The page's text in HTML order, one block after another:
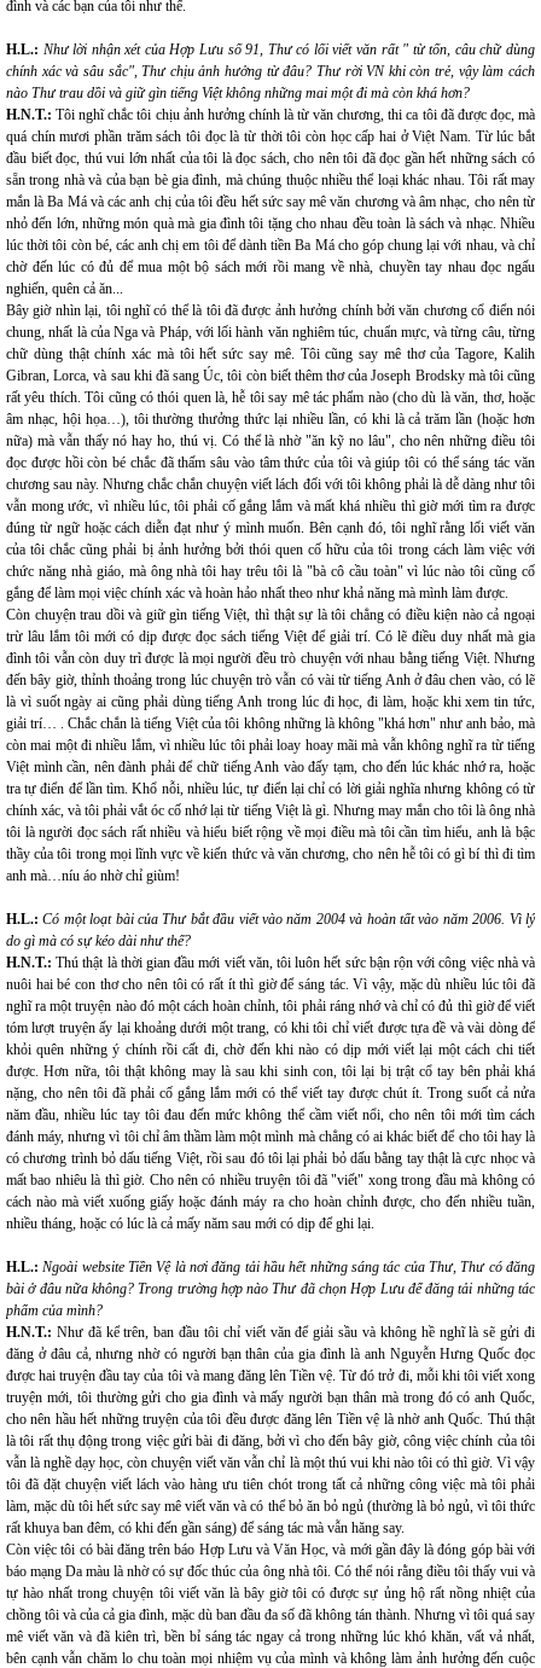
đình và các bạn của tôi như thế.
H.L.: Như lời nhận xét của Hợp Lưu số 91, Thư có lối viết văn rất " từ tốn, câu chữ dùng
chính xác và sâu sắc", Thư chịu ảnh hưởng từ đâu? Thư rời VN khi còn trẻ, vậy làm cách
nào Thư trau dồi và giữ gìn tiếng Việt không những mai một đi mà còn khá hơn?
H.N.T.: Tôi nghĩ chắc tôi chịu ảnh hưởng chính là từ văn chương, thi ca tôi đã được đọc, mà
quá chín mươi phần trăm sách tôi đọc là từ thời tôi còn học cấp hai ở Việt Nam. Từ lúc bắt
đầu biết đọc, thú vui lớn nhất của tôi là đọc sách, cho nên tôi đã đọc gần hết những sách có
sẵn trong nhà và của bạn bè gia đình, mà chúng thuộc nhiều thể loại khác nhau. Tôi rất may
mắn là Ba Má và các anh chị của tôi đều hết sức say mê văn chương và âm nhạc, cho nên từ
nhỏ đến lớn, những món quà mà gia đình tôi tặng cho nhau đều toàn là sách và nhạc. Nhiều
lúc thời tôi còn bé, các anh chị em tôi để dành tiền Ba Má cho góp chung lại với nhau, và chỉ
chờ đến lúc có đủ để mua một bộ sách mới rồi mang về nhà, chuyền tay nhau đọc ngấu
nghiến, quên cả ăn...
Bây giờ nhìn lại, tôi nghĩ có thể là tôi đã được ảnh hưởng chính bởi văn chương cổ điển nói
chung, nhất là của Nga và Pháp, với lối hành văn nghiêm túc, chuẩn mực, và từng câu, từng
chữ dùng thật chính xác mà tôi hết sức say mê. Tôi cũng say mê thơ của Tagore, Kalih
Gibran, Lorca, và sau khi đã sang Úc, tôi còn biết thêm thơ của Joseph Brodsky mà tôi cũng
rất yêu thích. Tôi cũng có thói quen là, hễ tôi say mê tác phẩm nào (cho dù là văn, thơ, hoặc
âm nhạc, hội họa…), tôi thường thưởng thức lại nhiều lần, có khi là cả trăm lần (hoặc hơn
nữa) mà vẫn thấy nó hay ho, thú vị. Có thể là nhờ "ăn kỹ no lâu", cho nên những điều tôi
đọc được hồi còn bé chắc đã thấm sâu vào tâm thức của tôi và giúp tôi có thể sáng tác văn
chương sau này. Nhưng chắc chắn chuyện viết lách đối với tôi không phải là dễ dàng như tôi
vẫn mong ước, vì nhiều lúc, tôi phải cố gắng lắm và mất khá nhiều thì giờ mới tìm ra được
đúng từ ngữ hoặc cách diễn đạt như ý mình muốn. Bên cạnh đó, tôi nghĩ rằng lối viết văn
của tôi chắc cũng phải bị ảnh hưởng bởi thói quen cố hữu của tôi trong cách làm việc với
chức năng nhà giáo, mà ông nhà tôi hay trêu tôi là "bà cô cầu toàn" vì lúc nào tôi cũng cố
gắng để làm mọi việc chính xác và hoàn hảo nhất theo như khả năng mà mình làm được.
Còn chuyện trau dồi và giữ gìn tiếng Việt, thì thật sự là tôi chẳng có điều kiện nào cả ngoại
trừ lâu lắm tôi mới có dịp được đọc sách tiếng Việt để giải trí. Có lẽ điều duy nhất mà gia
đình tôi vẫn còn duy trì được là mọi người đều trò chuyện với nhau bằng tiếng Việt. Nhưng
đến bây giờ, thỉnh thoảng trong lúc chuyện trò vẫn có vài từ tiếng Anh ở đâu chen vào, có lẽ
là vì suốt ngày ai cũng phải dùng tiếng Anh trong lúc đi học, đi làm, hoặc khi xem tin tức,
giải trí… . Chắc chắn là tiếng Việt của tôi không những là không "khá hơn" như anh bảo, mà
còn mai một đi nhiều lắm, vì nhiều lúc tôi phải loay hoay mãi mà vẫn không nghĩ ra từ tiếng
Việt mình cần, nên đành phải để chữ tiếng Anh vào đấy tạm, cho đến lúc khác nhớ ra, hoặc
tra tự điển để lần tìm. Khổ nỗi, nhiều lúc, tự điển lại chỉ có lời giải nghĩa nhưng không có từ
chính xác, và tôi phải vắt óc cố nhớ lại từ tiếng Việt là gì. Nhưng may mắn cho tôi là ông nhà
tôi là người đọc sách rất nhiều và hiểu biết rộng về mọi điều mà tôi cần tìm hiểu, anh là bậc
thầy của tôi trong mọi lĩnh vực về kiến thức và văn chương, cho nên hễ tôi có gì bí thì đi tìm
anh mà…níu áo nhờ chỉ giùm!
H.L.: Có một loạt bài của Thư bắt đầu viết vào năm 2004 và hoàn tất vào năm 2006. Vì lý
do gì mà có sự kéo dài như thế?
H.N.T.: Thú thật là thời gian đầu mới viết văn, tôi luôn hết sức bận rộn với công việc nhà và
nuôi hai bé con thơ cho nên tôi có rất ít thì giờ để sáng tác. Vì vậy, mặc dù nhiều lúc tôi đã
nghĩ ra một truyện nào đó một cách hoàn chỉnh, tôi phải ráng nhớ và chỉ có đủ thì giờ để viết
tóm lượt truyện ấy lại khoảng dưới một trang, có khi tôi chỉ viết được tựa đề và vài dòng để
khỏi quên những ý chính rồi cất đi, chờ đến khi nào có dịp mới viết lại một cách chi tiết
được. Hơn nữa, tôi thật không may là sau khi sinh con, tôi lại bị trật cổ tay bên phải khá
nặng, cho nên tôi đã phải cố gắng lắm mới có thể viết tay được chút ít. Trong suốt cả nửa
năm đầu, nhiều lúc tay tôi đau đến mức không thể cầm viết nổi, cho nên tôi mới tìm cách
đánh máy, nhưng vì tôi chỉ âm thầm làm một mình mà chẳng có ai khác biết để cho tôi hay là
có chương trình bỏ dấu tiếng Việt, rồi sau đó tôi lại phải bỏ dấu bằng tay thật là cực nhọc và
mất bao nhiêu là thì giờ. Cho nên có nhiều truyện tôi đã "viết" xong trong đầu mà không có
cách nào mà viết xuống giấy hoặc đánh máy ra cho hoàn chỉnh được, cho đến nhiều tuần,
nhiều tháng, hoặc có lúc là cả mấy năm sau mới có dịp để ghi lại.
H.L.: Ngoài website Tiền Vệ là nơi đăng tải hầu hết những sáng tác của Thư, Thư có đăng
bài ở đâu nữa không? Trong trường hợp nào Thư đã chọn Hợp Lưu để đăng tải những tác
phẩm của mình?
H.N.T.: Như đã kể trên, ban đầu tôi chỉ viết văn để giải sầu và không hề nghĩ là sẽ gửi đi
đăng ở đâu cả, nhưng nhờ có người bạn thân của gia đình là anh Nguyễn Hưng Quốc đọc
được hai truyện đầu tay của tôi và mang đăng lên Tiền vệ. Từ đó trở đi, mỗi khi tôi viết xong
truyện mới, tôi thường gửi cho gia đình và mấy người bạn thân mà trong đó có anh Quốc,
cho nên hầu hết những truyện của tôi đều được đăng lên Tiền vệ là nhờ anh Quốc. Thú thật
là tôi rất thụ động trong việc gửi bài đi đăng, bởi vì cho đến bây giờ, công việc chính của tôi
vẫn là nghề dạy học, còn chuyện viết văn vẫn chỉ là một thú vui khi nào tôi có thì giờ. Vì vậy
tôi đã đặt chuyện viết lách vào hàng ưu tiên chót trong tất cả những công việc mà tôi phải
làm, mặc dù tôi hết sức say mê viết văn và có thể bỏ ăn bỏ ngủ (thường là bỏ ngủ, vì tôi thức
rất khuya ban đêm, có khi đến gần sáng) để sáng tác mà vẫn hăng say.
Còn việc tôi có bài đăng trên báo Hợp Lưu và Văn Học, và mới gần đây là đóng góp bài với
báo mạng Da màu là nhờ có sự đốc thúc của ông nhà tôi. Có thể nói rằng điều tôi thấy vui và
tự hào nhất trong chuyện tôi viết văn là bây giờ tôi có được sự ủng hộ rất nồng nhiệt của
chồng tôi và của cả gia đình, mặc dù ban đầu đa số đã không tán thành. Nhưng vì tôi quá say
mê viết văn và đã kiên trì, bền bỉ sáng tác ngay cả trong những lúc khó khăn, vất vả nhất,
bên cạnh vẫn chăm lo chu toàn mọi nhiệm vụ của mình và không làm ảnh hưởng đến cuộc